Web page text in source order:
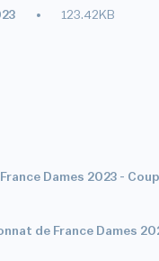
123.42KB
Dames 2023 -
de France Dames